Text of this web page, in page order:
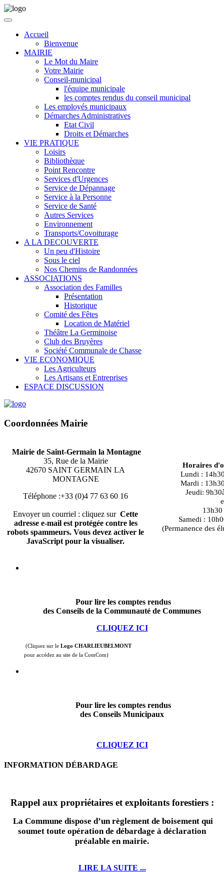
Accueil
Bienvenue
MAIRIE
Le Mot du Maire
Votre Mairie
Conseil-municipal
l'équipe municipale
les comptes rendus du conseil municipal
Les employés municipaux
Démarches Administratives
Etat Civil
Droits et Démarches
VIE PRATIQUE
Loisirs
Bibliothèque
Point Rencontre
Services d'Urgences
Service de Dépannage
Service à la Personne
Service de Santé
Autres Services
Environnement
Transports/Covoiturage
A LA DECOUVERTE
Un peu d'Histoire
Sous le ciel
Nos Chemins de Randonnées
ASSOCIATIONS
Association des Familles
Présentation
Historique
Comité des Fêtes
Location de Matériel
Théâtre La Germinoise
Club des Bruyères
Société Communale de Chasse
VIE ECONOMIQUE
Les Agriculteurs
Les Artisans et Entreprises
ESPACE DISCUSSION
Coordonnées Mairie
Mairie de Saint-Germain la Montagne
35, Rue de la Mairie
42670 SAINT GERMAIN LA
MONTAGNE
Téléphone :+33 (0)4 77 63 60 16
Envoyer un courriel : cliquez sur Cette
adresse e-mail est protégée contre les
robots spammeurs. Vous devez activer le
JavaScript pour la visualiser.
Horaires
Lundi :
Mardi :
Jeudi:
13h30 à
Samedi :
(Permanence des
Pour lire les comptes rendus
des Conseils de la Communauté de Communes
CLIQUEZ ICI
(Cliquez sur le Logo CHARLIEUBELMONT
pour accédez au site de la ComCom)
Pour lire les comptes rendus
des Conseils Municipaux
CLIQUEZ ICI
INFORMATION DÉBARDAGE
Rappel aux propriétaires et exploitants forestiers :
La Commune dispose d’un règlement de boisement qui
soumet toute opération de débardage à déclaration
préalable en mairie.
LIRE LA SUITE ...